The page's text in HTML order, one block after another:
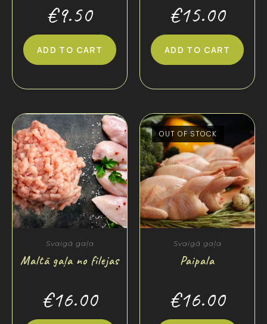
€9.50
ADD TO CART
€15.00
ADD TO CART
Svaigā gaļa
Maltā gaļa no filejas
€16.00
OUT OF STOCK
Svaigā gaļa
Paipala
€16.00